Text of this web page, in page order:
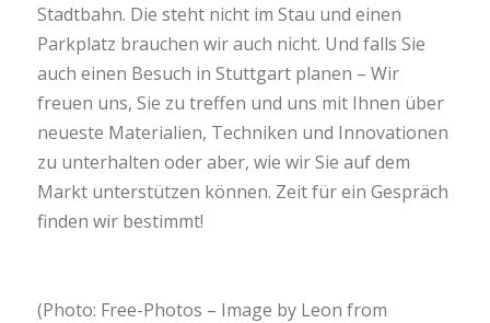
Stadtbahn. Die steht nicht im Stau und einen
Parkplatz brauchen wir auch nicht. Und falls Sie
auch einen Besuch in Stuttgart planen – Wir
freuen uns, Sie zu treffen und uns mit Ihnen über
neueste Materialien, Techniken und Innovationen
zu unterhalten oder aber, wie wir Sie auf dem
Markt unterstützen können. Zeit für ein Gespräch
finden wir bestimmt!
(Photo: Free-Photos – Image by Leon from